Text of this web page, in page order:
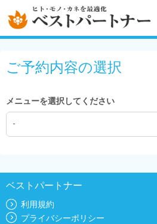
ご予約内容の選択
メニューを選択してください
-
ベストパートナー
利用規約
プライバシーポリシー